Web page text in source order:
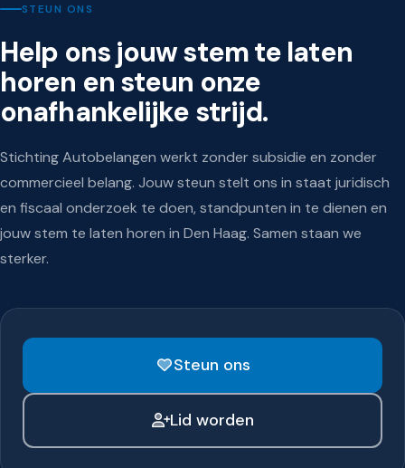
STEUN ONS
Help ons jouw stem te laten
horen en steun onze
onafhankelijke strijd.
Stichting Autobelangen werkt zonder subsidie en zonder
commercieel belang. Jouw steun stelt ons in staat juridisch
en fiscaal onderzoek te doen, standpunten in te dienen en
jouw stem te laten horen in Den Haag. Samen staan we
sterker.
Steun ons
Lid worden
strijd
Stichting Autobelangen werkt zonder
subsidie. Jouw steun maakt het verschil.